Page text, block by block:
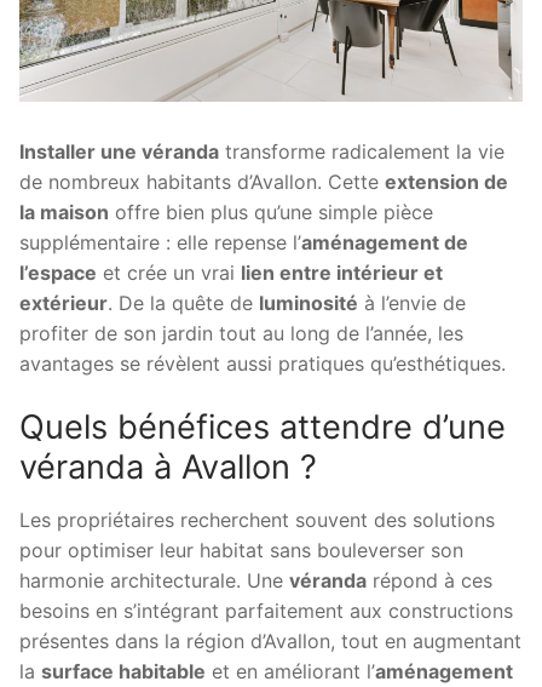
Installer une véranda transforme radicalement la vie
de nombreux habitants d’Avallon. Cette extension de
la maison offre bien plus qu’une simple pièce
supplémentaire : elle repense l’aménagement de
l’espace et crée un vrai lien entre intérieur et
extérieur. De la quête de luminosité à l’envie de
profiter de son jardin tout au long de l’année, les
avantages se révèlent aussi pratiques qu’esthétiques.
Quels bénéfices attendre d’une
véranda à Avallon ?
Les propriétaires recherchent souvent des solutions
pour optimiser leur habitat sans bouleverser son
harmonie architecturale. Une véranda répond à ces
besoins en s’intégrant parfaitement aux constructions
présentes dans la région d’Avallon, tout en augmentant
la surface habitable et en améliorant l’aménagement